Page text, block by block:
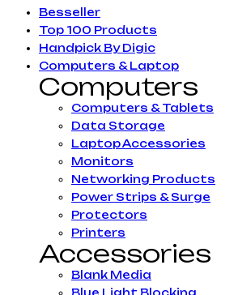
Besseller
Top 100 Products
Handpick By Digic
Computers & Laptop
Computers
Computers & Tablets
Data Storage
Laptop Accessories
Monitors
Networking Products
Power Strips & Surge
Protectors
Printers
Accessories
Blank Media
Blue Light Blocking